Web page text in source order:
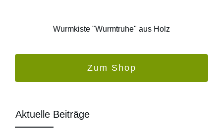
Wurmkiste "Wurmtruhe" aus Holz
Zum Shop
Aktuelle Beiträge